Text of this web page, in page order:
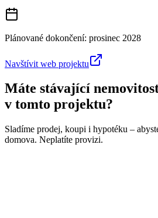
Plánované dokončení: prosinec 2028
Navštívit web projektu
Máte stávající
v tomto projektu?
Sladíme prodej, koupi i hypotéku –
domova. Neplatíte provizi.